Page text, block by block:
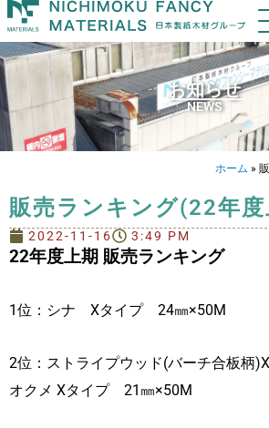
お知らせ
NEWS
ホーム »
販売ランキング(22年度
2022-11-16 3:49 PM
22年度上期 販売ランキング
1位：シナ Xタイプ 24㎜×50M
2位：ストライプウッド(バーチ合板柄
オクメ Xタイプ 21㎜×50M